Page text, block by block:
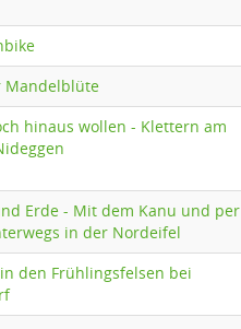
Mandelblüte
hinaus wollen - Klettern am
Erde - Mit dem Kanu und per
in der Nordeifel
den Frühlingsfelsen bei